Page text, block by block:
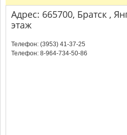
Адрес: 665700, Братск ,
этаж
Телефон: (3953) 41-37-25
Телефон: 8-964-734-50-86